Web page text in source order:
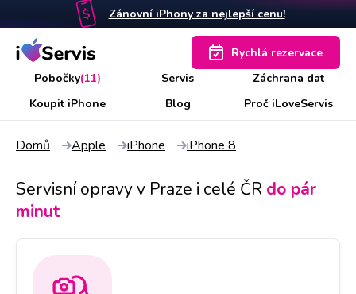
Zánovní iPhony za nejlepší cenu!
Pobočky(11) Servis
Záchrana dat
Koupit iPhone
Blog Proč iLoveServis
Rychlá rezervace
Domů Apple iPhone iPhone 8
Servisní opravy v Praze i celé ČR do pár
minut